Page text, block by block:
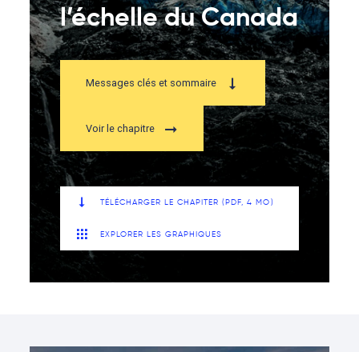
l’échelle du Canada
Messages clés et sommaire
Voir le chapitre
TÉLÉCHARGER LE CHAPITER (PDF, 4 MO)
EXPLORER LES GRAPHIQUES